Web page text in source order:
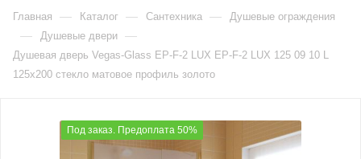
Главная — Каталог — Сантехника — Душевые ограждения
— Душевые двери —
Душевая дверь Vegas-Glass EP-F-2 LUX EP-F-2 LUX 125 09 10 L
125х200 стекло матовое профиль золото
Под заказ. Предоплата 50%